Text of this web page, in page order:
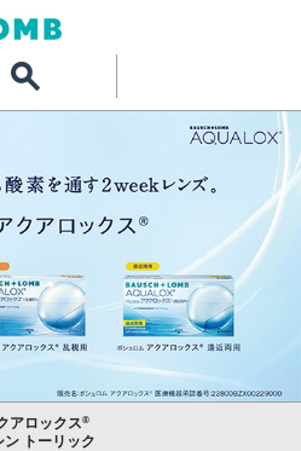
アロックス®
ン トーリック